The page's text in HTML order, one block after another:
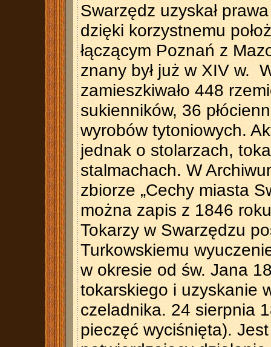
Swarzędz uzyskał
dzięki korzystnemu
łączącym Poznań z
znany był już w XIV w.
zamieszkiwało 448
sukienników, 36
wyrobów tytoniowych.
jednak o stolarzach,
stalmachach. W
zbiorze „Cechy miasta
można zapis z 1846
Tokarzy w Swarzędzu
Turkowskiemu
w okresie od św. Jana
tokarskiego i uzyskanie
czeladnika. 24 sierpnia
pieczęć wyciśnięta).